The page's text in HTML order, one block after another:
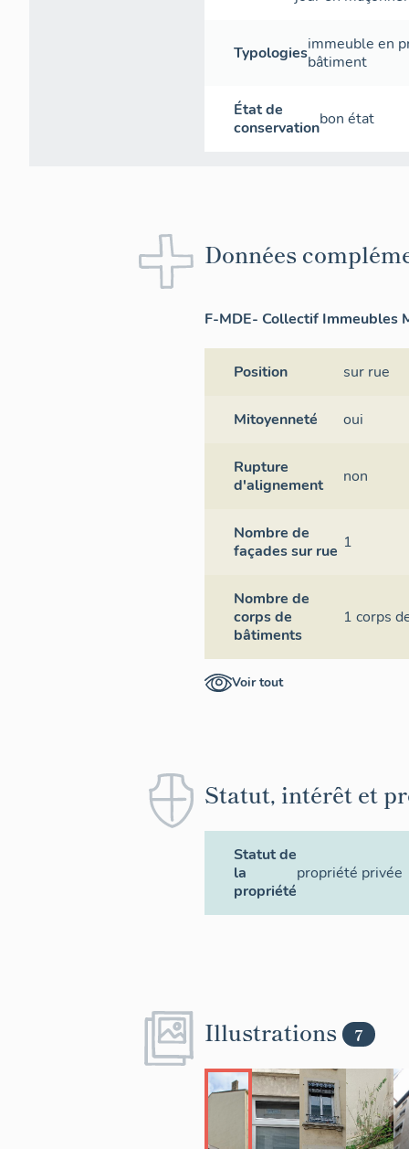
Typologiesimmeuble en
bâtiment
État de
conservationbon état
Données
F-MDE- Collectif Immeubles
Position sur rue
Mitoyenneté oui
Rupture
d'alignement
non
Nombre de
façades sur rue 1
Nombre de
corps de
bâtiments
1 corps
Voir tout
Statut, intérêt et
Statut de
la
propriété
propriété privée
Illustrations 7